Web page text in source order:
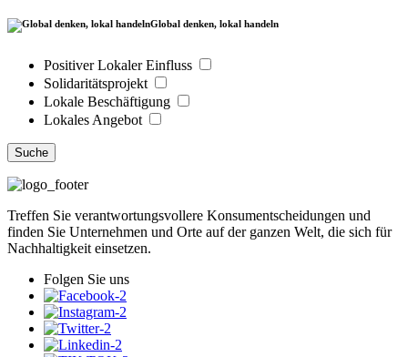
Global denken, lokal handeln
Positiver Lokaler Einfluss
Solidaritätsprojekt
Lokale Beschäftigung
Lokales Angebot
Suche
Treffen Sie verantwortungsvollere Konsumentscheidungen und
finden Sie Unternehmen und Orte auf der ganzen Welt, die sich für
Nachhaltigkeit einsetzen.
Folgen Sie uns